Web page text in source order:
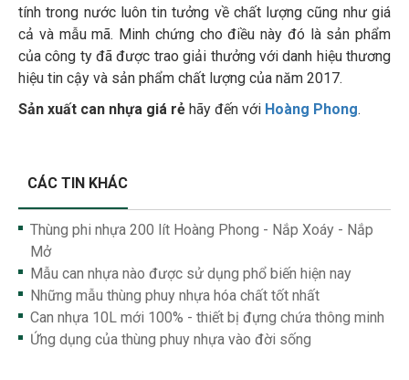
tính trong nước luôn tin tưởng về chất lượng cũng như giá
cả và mẫu mã. Minh chứng cho điều này đó là sản phẩm
của công ty đã được trao giải thưởng với danh hiệu thương
hiệu tin cậy và sản phẩm chất lượng của năm 2017.
Sản xuất can nhựa giá rẻ hãy đến với Hoàng Phong.
CÁC TIN KHÁC
Thùng phi nhựa 200 lít Hoàng Phong - Nắp Xoáy - Nắp
Mở
Mẫu can nhựa nào được sử dụng phổ biến hiện nay
Những mẫu thùng phuy nhựa hóa chất tốt nhất
Can nhựa 10L mới 100% - thiết bị đựng chứa thông minh
Ứng dụng của thùng phuy nhựa vào đời sống